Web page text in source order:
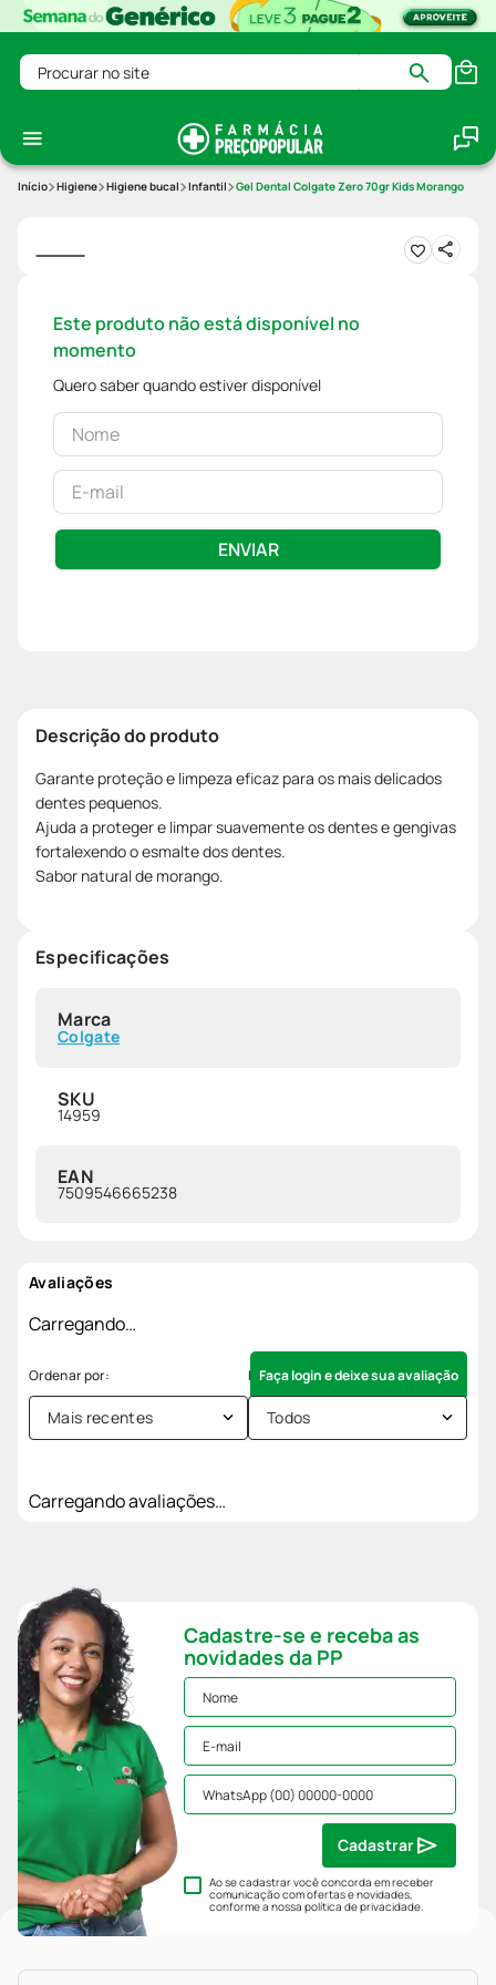
Procurar no site
Higiene Higiene bucal Infantil Gel Dental Colgate Zero 70gr Kids Morango
Este produto não está disponível no
momento
Quero saber quando estiver disponível
ENVIAR
Descrição do produto
Garante proteção e limpeza eficaz para os mais delicados
dentes pequenos.
Ajuda a proteger e limpar suavemente os dentes e gengivas
fortalexendo o esmalte dos dentes.
Sabor natural de morango.
Especificações
Marca
Colgate
SKU
14959
EAN
7509546665238
Avaliações
Carregando…
Faça login e deixe sua avaliação
Mais recentes Todos
Carregando avaliações…
Cadastre-se e receba as
novidades da PP
Ao se cadastrar você concorda em receber
comunicação com ofertas e novidades,
conforme a nossapolítica de privacidade.
Cadastrar